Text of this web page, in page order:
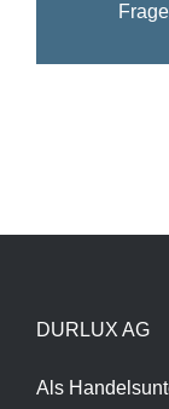
DURLUX AG
Als